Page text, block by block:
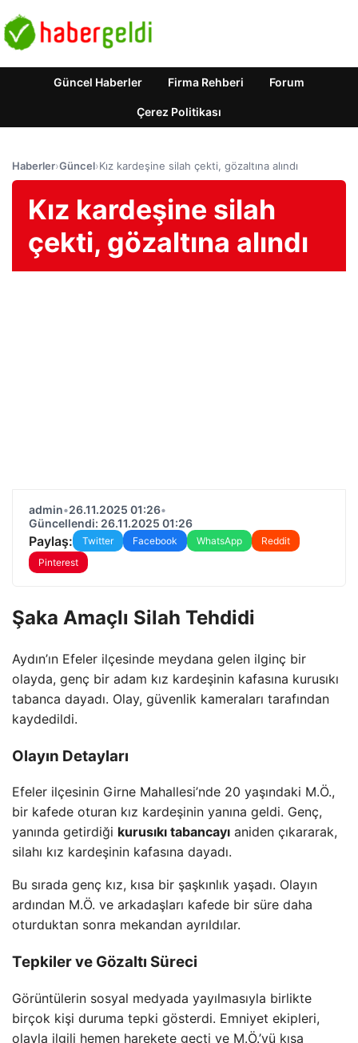
Güncel Haberler Firma Rehberi Forum
Çerez Politikası
Haberler›Güncel›Kız kardeşine silah çekti, gözaltına alındı
Kız kardeşine silah
çekti, gözaltına alındı
admin•26.11.2025 01:26•
Güncellendi: 26.11.2025 01:26
Paylaş: Twitter Facebook WhatsApp
Reddit
Pinterest
Şaka Amaçlı Silah Tehdidi
Aydın’ın Efeler ilçesinde meydana gelen ilginç bir
olayda, genç bir adam kız kardeşinin kafasına kurusıkı
tabanca dayadı. Olay, güvenlik kameraları tarafından
kaydedildi.
Olayın Detayları
Efeler ilçesinin Girne Mahallesi’nde 20 yaşındaki M.Ö.,
bir kafede oturan kız kardeşinin yanına geldi. Genç,
yanında getirdiği kurusıkı tabancayı aniden çıkararak,
silahı kız kardeşinin kafasına dayadı.
Bu sırada genç kız, kısa bir şaşkınlık yaşadı. Olayın
ardından M.Ö. ve arkadaşları kafede bir süre daha
oturduktan sonra mekandan ayrıldılar.
Tepkiler ve Gözaltı Süreci
Görüntülerin sosyal medyada yayılmasıyla birlikte
birçok kişi duruma tepki gösterdi. Emniyet ekipleri,
olayla ilgili hemen harekete geçti ve M.Ö.’yü kısa